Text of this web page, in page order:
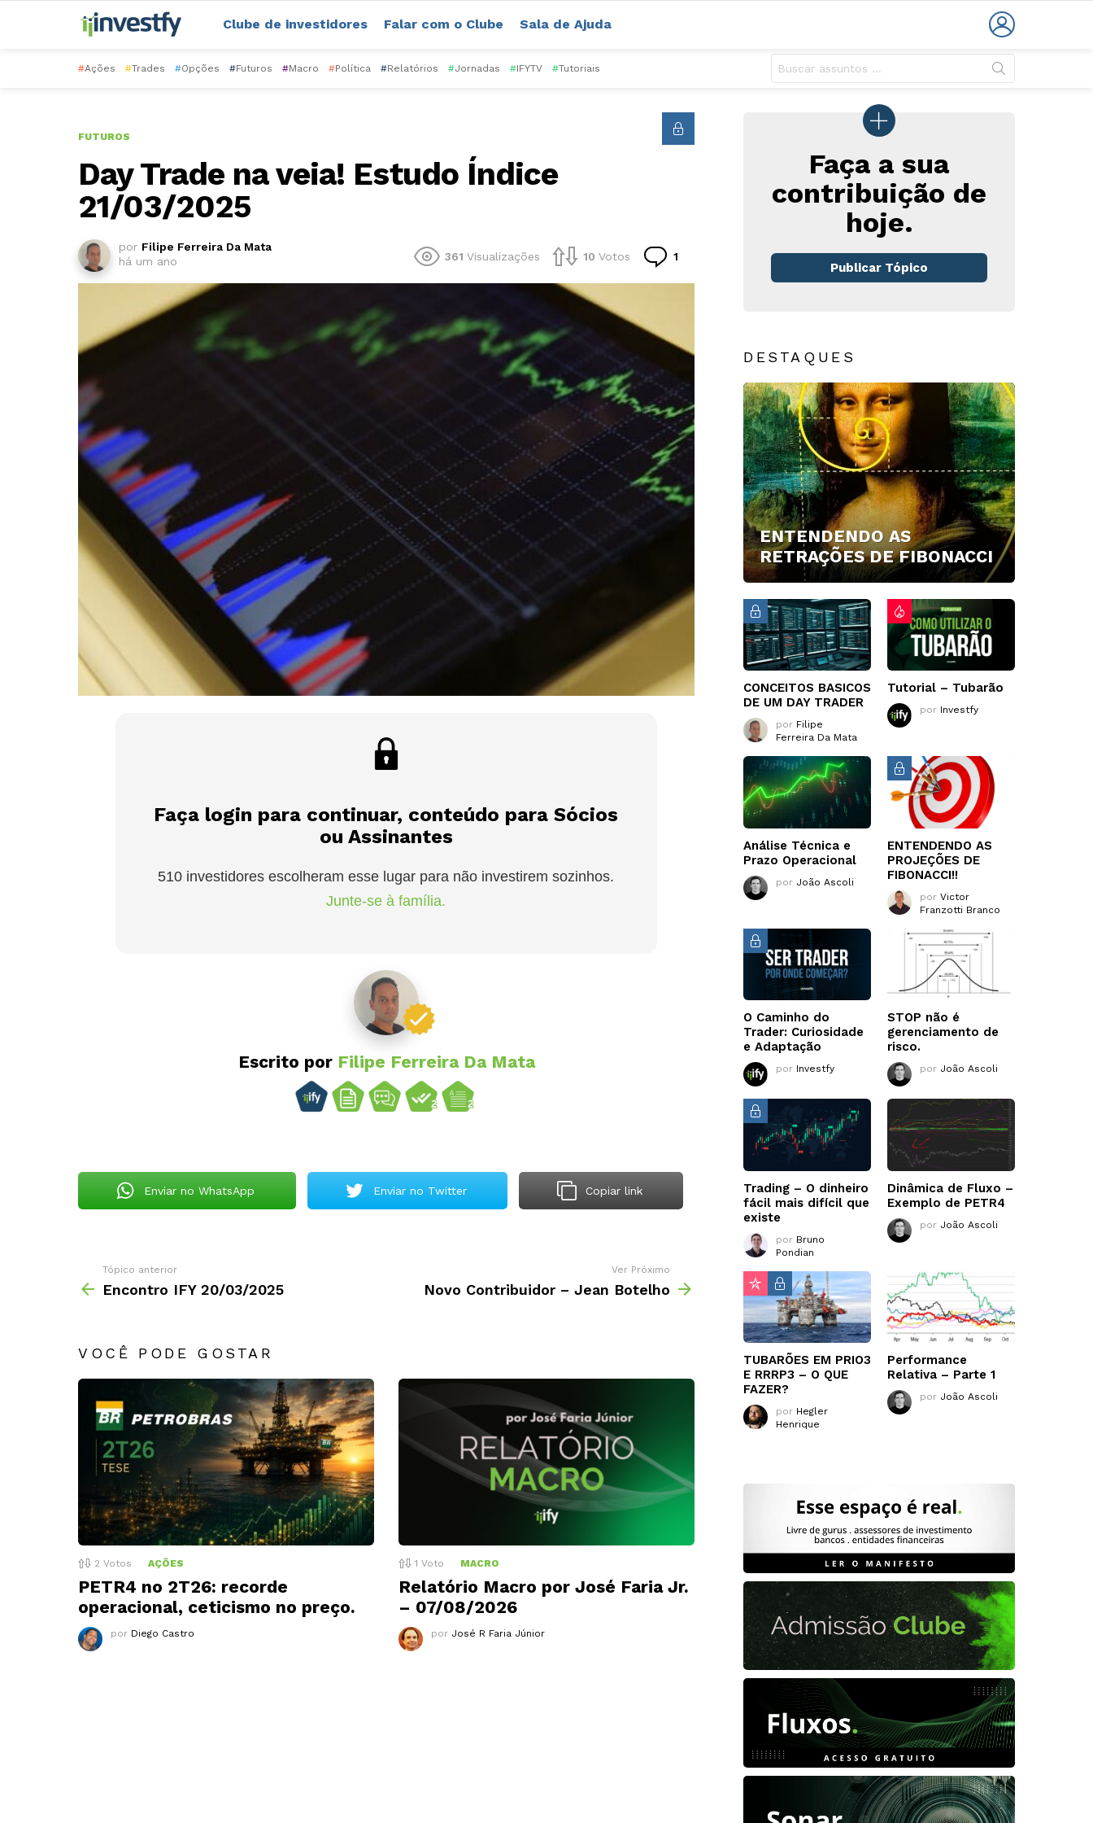
Clube de investidores Falar com o Clube Sala de Ajuda
#Ações #Trades #Opções #Futuros #Macro #Política #Relatórios #Jornadas #IFYTV #Tutoriais
FUTUROS
Day Trade na veia! Estudo Índice
21/03/2025
por Filipe Ferreira Da Mata
há um ano
361 Visualizações 10 Votos 1
Faça login para continuar, conteúdo para Sócios
ou Assinantes
510 investidores escolheram esse lugar para não investirem sozinhos.
Junte-se à família.
Escrito por Filipe Ferreira Da Mata
Enviar no WhatsApp Enviar no Twitter Copiar link
Tópico anterior
Encontro IFY 20/03/2025
Ver Próximo
Novo Contribuidor – Jean Botelho
VOCÊ PODE GOSTAR
2 Votos AÇÕES
PETR4 no 2T26: recorde
operacional, ceticismo no preço.
por Diego Castro
1 Voto MACRO
Relatório Macro por José Faria Jr.
– 07/08/2026
por José R Faria Júnior
Faça a sua
contribuição de
hoje.
Publicar Tópico
DESTAQUES
ENTENDENDO AS
RETRAÇÕES DE FIBONACCI
CONCEITOS BASICOS
DE UM DAY TRADER
por Filipe
Ferreira Da Mata
Tutorial – Tubarão
por Investfy
Análise Técnica e
Prazo Operacional
por João Ascoli
ENTENDENDO AS
PROJEÇÕES DE
FIBONACCI!!
por Victor
Franzotti Branco
O Caminho do
Trader: Curiosidade
e Adaptação
por Investfy
STOP não é
gerenciamento de
risco.
por João Ascoli
Trading – O dinheiro
fácil mais difícil que
existe
por Bruno
Pondian
Dinâmica de Fluxo –
Exemplo de PETR4
por João Ascoli
TUBARÕES EM PRIO3
E RRRP3 – O QUE
FAZER?
por Hegler
Henrique
Performance
Relativa – Parte 1
por João Ascoli